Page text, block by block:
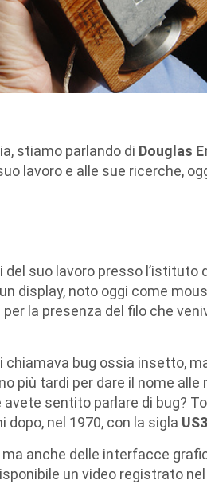
stiamo parlando di Douglas
lavoro e alle sue ricerche,
suo lavoro presso l’istituto
display, noto oggi come
la presenza del filo che
bug ossia insetto,
più tardi per dare il nome
sentito parlare di bug?
nel 1970, con la sigla
anche delle interfacce
un video registrato